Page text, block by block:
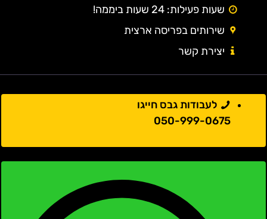
שעות פעילות: 24 שעות ביממה!
שירותים בפריסה ארצית
יצירת קשר
לעבודות גבס חייגו
050-999-0675